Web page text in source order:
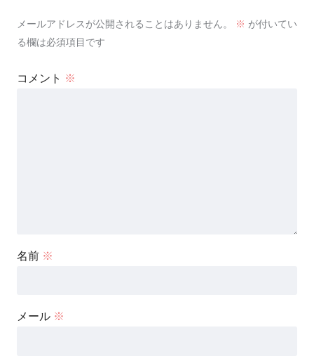
メールアドレスが公開されることはありません。 ※ が付いてい
る欄は必須項目です
コメント ※
名前 ※
メール ※